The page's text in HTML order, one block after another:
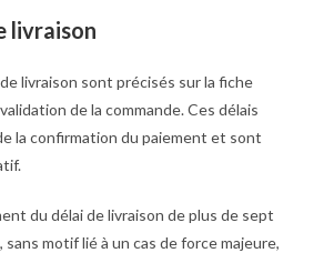
livraison
livraison sont précisés sur la fiche
de la commande. Ces délais
la confirmation du paiement et sont
du délai de livraison de plus de sept
sans motif lié à un cas de force majeure,